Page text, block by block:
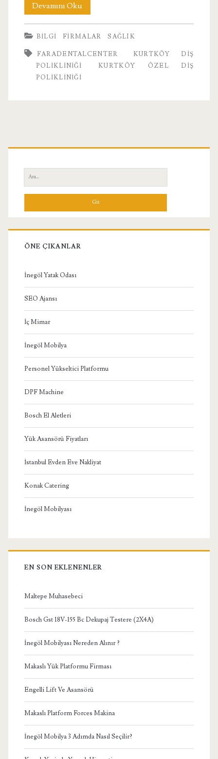
Devamını OkuKurtköy
Özel
Diş
Polikliniği
BILGI FIRMALAR SAĞLIK
FARADENTALCENTER
KURTKÖY DIŞ
POLIKLINIĞI
KURTKÖY ÖZEL DIŞ
POLIKLINIĞI
Birincil
Yan
Menü
Ara:
ÖNE ÇIKANLAR
İnegöl Yatak Odası
SEO Ajansı
İç Mimar
İnegöl Mobilya
Personel Yükseltici Platformu
DPF Machine
Bosch El Aletleri
Yük Asansörü Fiyatları
İstanbul Evden Eve Nakliyat
Konak Catering
İnegöl Mobilyası
EN SON EKLENENLER
Maltepe Muhasebeci
Bosch Gst 18V-155 Bc Dekupaj Testere (2X4A)
İnegöl Mobilyası Nereden Alınır ?
Makaslı Yük Platformu Firması
Engelli Lift Ve Asansörü
Makaslı Platform Forces Makina
İnegöl Mobilya 3 Adımda Nasıl Seçilir?